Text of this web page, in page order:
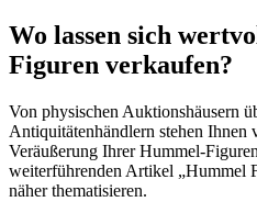
Wo lassen sich
Figuren verkaufen?
Von physischen Auktionshäusern
Antiquitätenhändlern stehen Ihnen
Veräußerung Ihrer Hummel-
weiterführenden Artikel „Hummel
näher thematisieren.